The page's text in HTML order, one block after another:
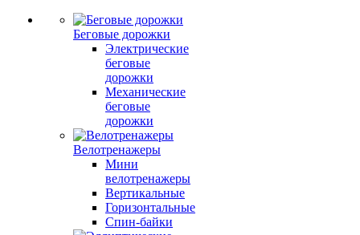
Беговые дорожки
Электрические
беговые
дорожки
Механические
беговые
дорожки
Велотренажеры
Мини
велотренажеры
Вертикальные
Горизонтальные
Спин-байки